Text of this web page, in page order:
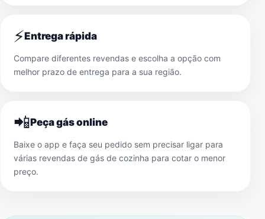
⚡Entrega rápida
Compare diferentes revendas e escolha a opção com
melhor prazo de entrega para a sua região.
📲Peça gás online
Baixe o app e faça seu pedido sem precisar ligar para
várias revendas de gás de cozinha para cotar o menor
preço.